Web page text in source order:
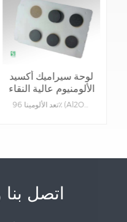
لوحة سيراميك أكسيد
الألومنيوم للقطع
بالليزر الصناعي
للدوائر المتكاملة
تعد الألومينا 96٪ (Al2O3) واحدة من أكثر الركائز الخزفية شيوعًا بسبب مقاومتها الممتازة للحرارة وقوتها الميكانيكية العالية ومقاومتها للتآكل وخسائرها العازلة الصغيرة تفاصيل المنتج: 1. المواد: 96٪ الألومينا. 2. الوظيفة: جهاز عزل السيراميك. 3.النوع: سيراميك . 4.اللون: أبيض. 5.يمكن تخصيصها: نعم، يرجى تقديم الرسومات لمنتجات محددة.
اتصل